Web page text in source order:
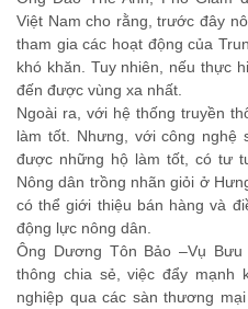
Việt Nam cho rằng, trước đây
tham gia các hoạt động của
khó khăn. Tuy nhiên, nếu thực
đến được vùng xa nhất.
Ngoài ra, với hệ thống truyền
làm tốt. Nhưng, với công nghệ
được những hộ làm tốt, có tư
Nông dân trồng nhãn giỏi ở
có thể giới thiệu bán hàng và
động lực nông dân.
Ông Dương Tôn Bảo –Vụ
thông chia sẻ, việc đẩy mạnh
nghiệp qua các sàn thương